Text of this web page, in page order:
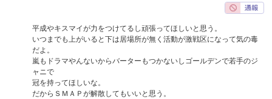
平成やキスマイが力をつけてるし頑張ってほしいと思う。
いつまでも上がいると下は居場所が無く活動が激戦区になって気の毒
だよ。
嵐もドラマやんないからバーターもつかないしゴールデンで若手のジ
ャニで
冠を持ってほしいな。
だからＳＭＡＰが解散してもいいと思う。